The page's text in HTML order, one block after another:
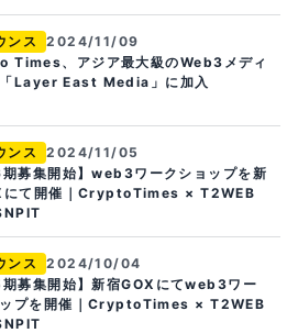
ンス
2024/11/09
Times、アジア最大級のWeb3メディ
「Layer East Media」に加入
ンス
2024/11/05
期募集開始】web3ワークショップを新
にて開催｜CryptoTimes × T2WEB
ンス
2024/10/04
期募集開始】新宿GOXにてweb3ワー
ップを開催｜CryptoTimes × T2WEB